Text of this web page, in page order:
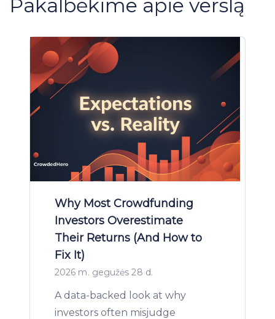
Pakalbėkime apie verslą
Why Most Crowdfunding
Investors Overestimate
Their Returns (And How to
Fix It)
2026 m. gegužės 28 d.
A data-backed look at why
investors often misjudge